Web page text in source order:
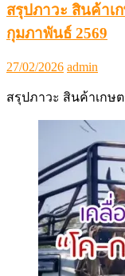
สรุปภาวะ สินค้าเ
กุมภาพันธ์ 2569
Posted
27/02/2026 Author
admin
สรุปภาวะ สินค้าเกษ